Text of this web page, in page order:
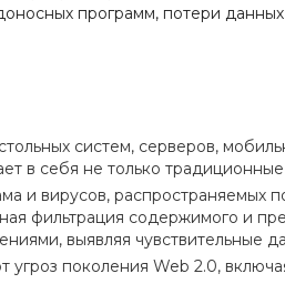
программ, потери
систем, серверов,
в себя не только
и вирусов, распространяемых
фильтрация содержимого и
выявляя чувствительные
угроз поколения Web 2.0,